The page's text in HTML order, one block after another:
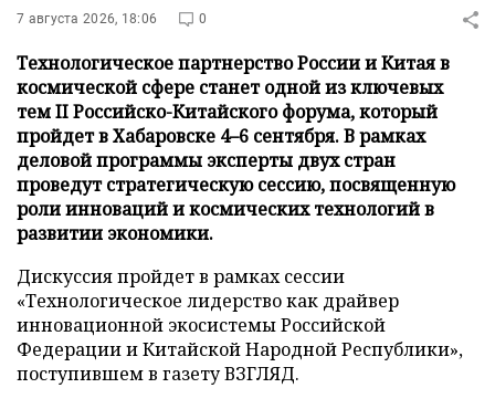
7 августа 2026, 18:06 0
Технологическое партнерство России и Китая в
космической сфере станет одной из ключевых
тем II Российско-Китайского форума, который
пройдет в Хабаровске 4–6 сентября. В рамках
деловой программы эксперты двух стран
проведут стратегическую сессию, посвященную
роли инноваций и космических технологий в
развитии экономики.
Дискуссия пройдет в рамках сессии
«Технологическое лидерство как драйвер
инновационной экосистемы Российской
Федерации и Китайской Народной Республики»,
поступившем в газету ВЗГЛЯД.